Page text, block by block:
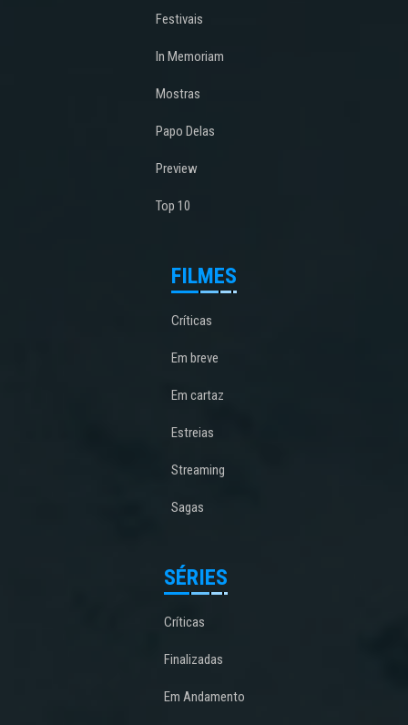
Festivais
In Memoriam
Mostras
Papo Delas
Preview
Top 10
FILMES
Críticas
Em breve
Em cartaz
Estreias
Streaming
Sagas
SÉRIES
Críticas
Finalizadas
Em Andamento